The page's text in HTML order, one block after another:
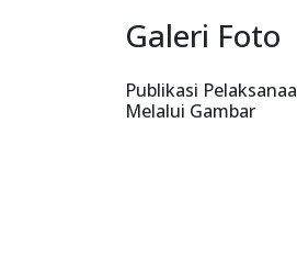
Galeri Foto
Publikasi
Melalui Gambar